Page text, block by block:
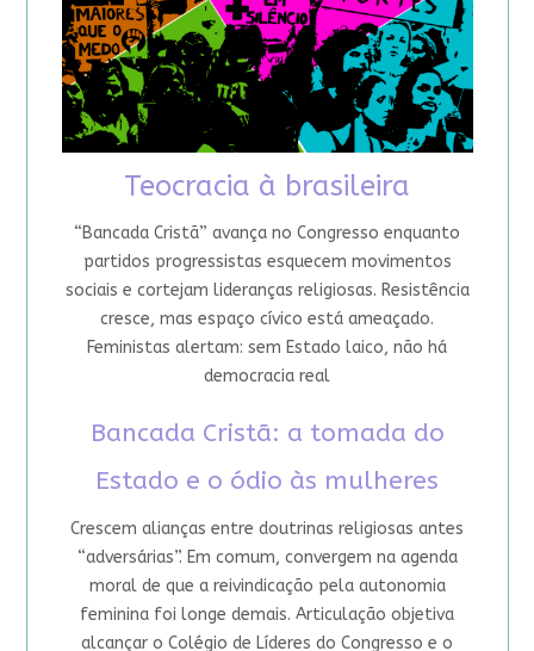
Teocracia à brasileira
“Bancada Cristã” avança no Congresso enquanto
partidos progressistas esquecem movimentos
sociais e cortejam lideranças religiosas. Resistência
cresce, mas espaço cívico está ameaçado.
Feministas alertam: sem Estado laico, não há
democracia real
Bancada Cristã: a tomada do
Estado e o ódio às mulheres
Crescem alianças entre doutrinas religiosas antes
“adversárias”. Em comum, convergem na agenda
moral de que a reivindicação pela autonomia
feminina foi longe demais. Articulação objetiva
alcançar o Colégio de Líderes do Congresso e o